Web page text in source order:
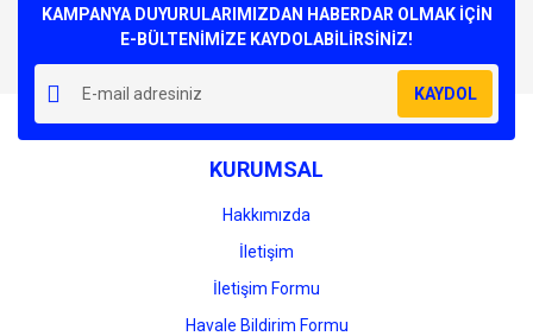
Yorum Yaz
Görüş ve önerileriniz için teşekkür ederiz.
Ürün resmi kalitesiz, bozuk veya görüntülenemiyor.
Ürün açıklamasında eksik bilgiler bulunuyor.
Ürün bilgilerinde hatalar bulunuyor.
Ürün fiyatı diğer sitelerden daha pahalı.
KAMPANYA DUYURULARIMIZDAN HABERDAR OLMAK İÇİN
E-BÜLTENİMİZE KAYDOLABİLİRSİNİZ!
KAYDOL
KURUMSAL
Hakkımızda
İletişim
İletişim Formu
Havale Bildirim Formu